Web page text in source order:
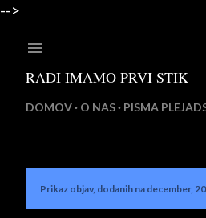
-->
RADI IMAMO PRVI STIK
DOMOV O NAS PISMA
OPrikaz objav, dodanih na december,